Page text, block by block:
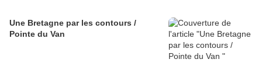
Une Bretagne par les contours /
Pointe du Van